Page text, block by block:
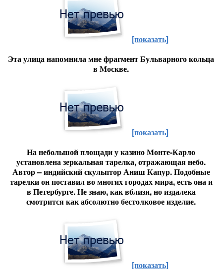
[показать]
Эта улица напомнила мне фрагмент Бульварного кольца
в Москве.
[показать]
На небольшой площади у казино Монте-Карло
установлена зеркальная тарелка, отражающая небо.
Автор – индийский скульптор Аниш Капур. Подобные
тарелки он поставил во многих городах мира, есть она и
в Петербурге. Не знаю, как вблизи, но издалека
смотрится как абсолютно бестолковое изделие.
[показать]